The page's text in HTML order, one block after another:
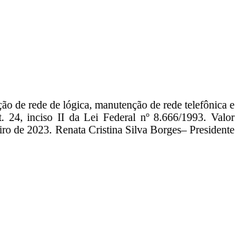
de rede de lógica, manutenção de rede telefônica e
24, inciso II da Lei Federal nº 8.666/1993. Valor
de 2023. Renata Cristina Silva Borges– Presidente